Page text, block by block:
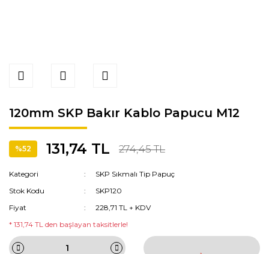
120mm SKP Bakır Kablo Papucu M12
%52 131,74 TL 274,45 TL
Kategori
SKP Sıkmalı Tip Papuç
Stok Kodu
SKP120
Fiyat
228,71 TL + KDV
* 131,74 TL den başlayan taksitlerle!